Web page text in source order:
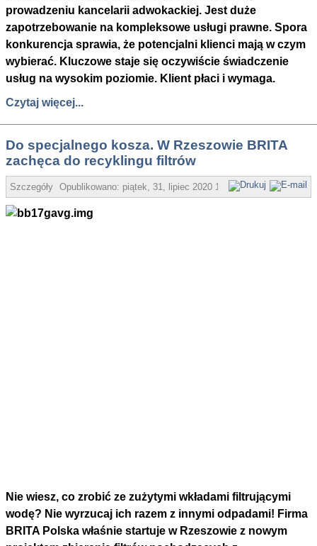
prowadzeniu kancelarii adwokackiej. Jest duże
zapotrzebowanie na kompleksowe usługi prawne. Spora
konkurencja sprawia, że potencjalni klienci mają w czym
wybierać. Kluczowe staje się oczywiście świadczenie
usług na wysokim poziomie. Klient płaci i wymaga.
Czytaj więcej...
Do specjalnego kosza. W Rzeszowie BRITA
zachęca do recyklingu filtrów
Szczegóły Opublikowano: piątek, 31, lipiec 2020 19:06 Super User
Nie wiesz, co zrobić ze zużytymi wkładami filtrującymi
wodę? Nie wyrzucaj ich razem z innymi odpadami! Firma
BRITA Polska właśnie startuje w Rzeszowie z nowym